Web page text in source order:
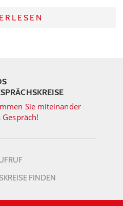
Sie miteinander
Gespräch!
FINDEN